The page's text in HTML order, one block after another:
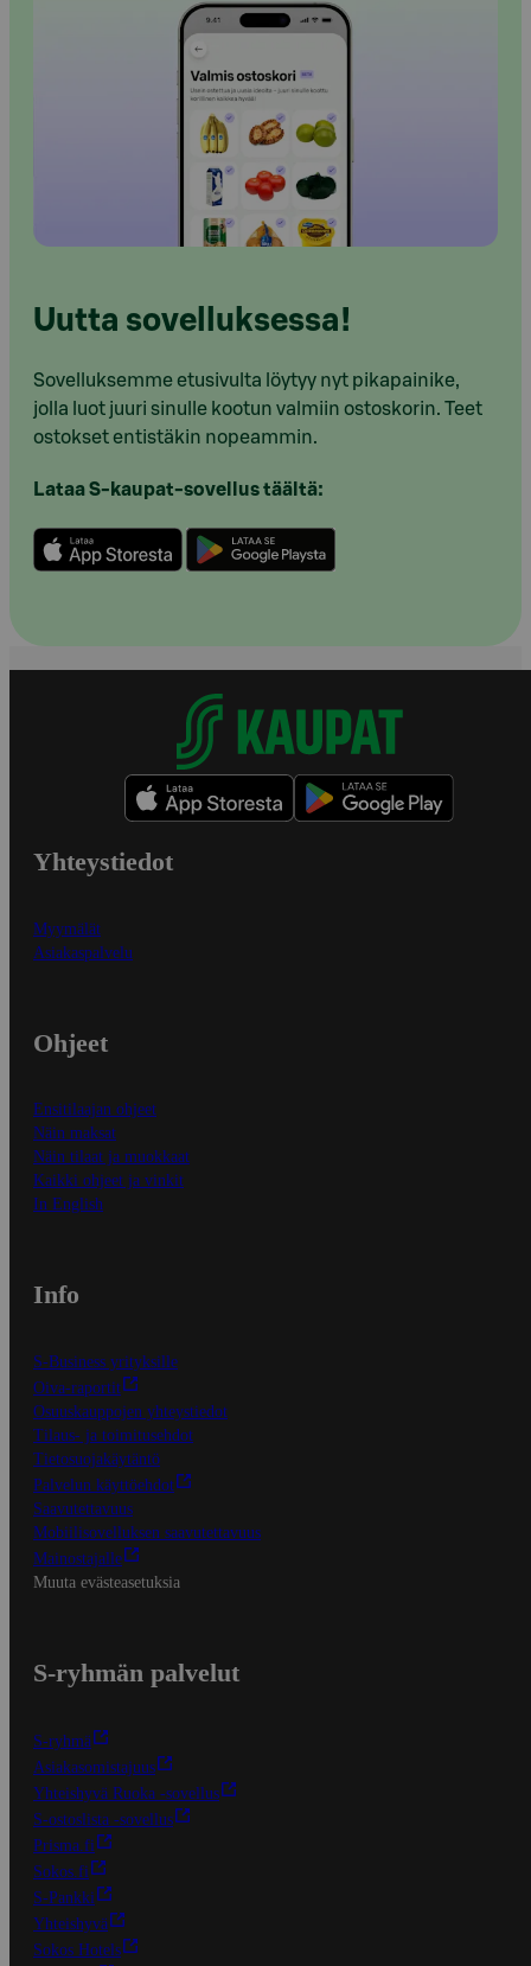
Uutta sovelluksessa!
Sovelluksemme etusivulta löytyy nyt pikapainike,
jolla luot juuri sinulle kootun valmiin ostoskorin. Teet
ostokset entistäkin nopeammin.
Lataa S-kaupat-sovellus täältä:
Yhteystiedot
Myymälät
Asiakaspalvelu
Ohjeet
Ensitilaajan ohjeet
Näin maksat
Näin tilaat ja muokkaat
Kaikki ohjeet ja vinkit
In English
Info
S-Business yrityksille
Oiva-raportit
Osuuskauppojen yhteystiedot
Tilaus- ja toimitusehdot
Tietosuojakäytäntö
Palvelun käyttöehdot
Saavutettavuus
Mobiilisovelluksen saavutettavuus
Mainostajalle
Muuta evästeasetuksia
S-ryhmän palvelut
S-ryhmä
Asiakasomistajuus
Yhteishyvä Ruoka -sovellus
S-ostoslista -sovellus
Prisma.fi
Sokos.fi
S-Pankki
Yhteishyvä
Sokos Hotels